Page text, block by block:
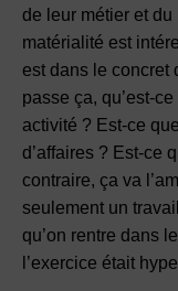
de leur métier et du
matérialité est
est dans le concret
passe ça, qu’est-
activité ? Est-ce
d’affaires ? Est-ce
contraire, ça va
seulement un
qu’on rentre dans
l’exercice était